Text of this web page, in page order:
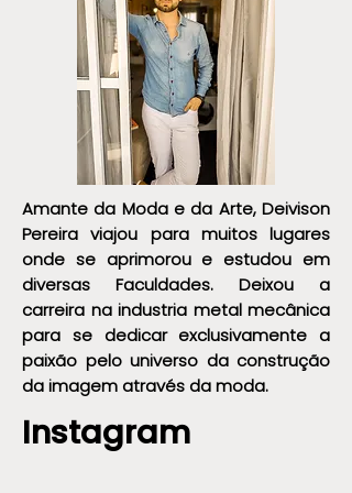
Amante da Moda e da Arte, Deivison
Pereira viajou para muitos lugares
onde se aprimorou e estudou em
diversas Faculdades. Deixou a
carreira na industria metal mecânica
para se dedicar exclusivamente a
paixão pelo universo da construção
da imagem através da moda.
Instagram